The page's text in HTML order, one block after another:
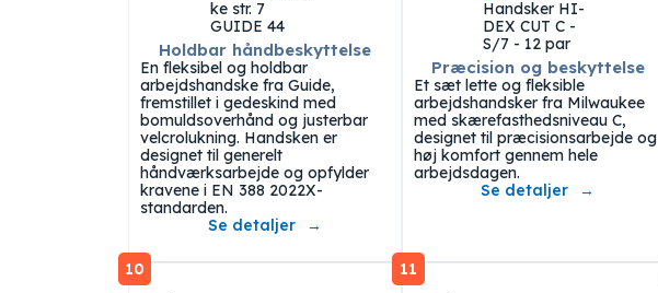
Holdbar håndbeskyttelse
En fleksibel og holdbar
arbejdshandske fra Guide,
fremstillet i gedeskind med
bomuldsoverhånd og justerbar
velcrolukning. Handsken er
designet til generelt
håndværksarbejde og opfylder
kravene i EN 388 2022X-
standarden.
Se detaljer
Præcision og beskyttelse
Et sæt lette og fleksible
arbejdshandsker fra Milwaukee
med skærefasthedsniveau C,
designet til præcisionsarbejde og
høj komfort gennem hele
arbejdsdagen.
Se detaljer
10 11